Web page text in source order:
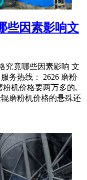
些因素影响文
究竟哪些因素影响 文
务热线： 2626 磨粉
粉机价格要两万多的,
磨粉机价格的悬殊还